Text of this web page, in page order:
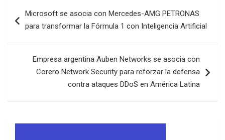
de
Microsoft se asocia con Mercedes-AMG PETRONAS
para transformar la Fórmula 1 con Inteligencia Artificial
Empresa argentina Auben Networks se asocia con
Corero Network Security para reforzar la defensa
contra ataques DDoS en América Latina